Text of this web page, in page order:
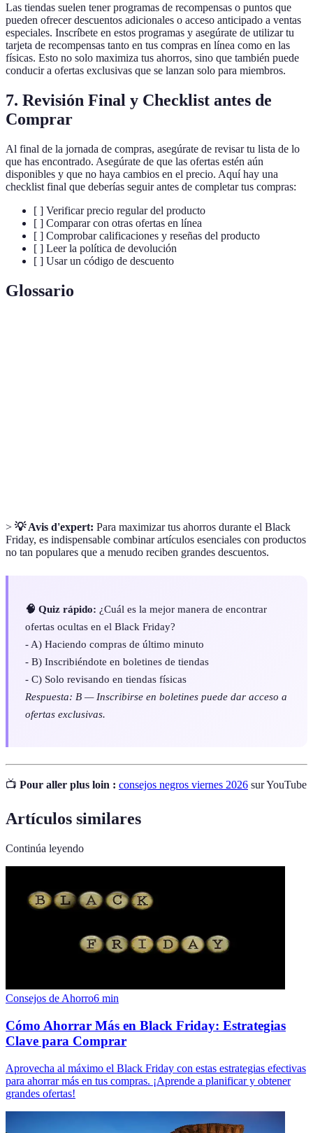
Las tiendas suelen tener programas de recompensas o puntos que
pueden ofrecer descuentos adicionales o acceso anticipado a ventas
especiales. Inscríbete en estos programas y asegúrate de utilizar tu
tarjeta de recompensas tanto en tus compras en línea como en las
físicas. Esto no solo maximiza tus ahorros, sino que también puede
conducir a ofertas exclusivas que se lanzan solo para miembros.
7. Revisión Final y Checklist antes de
Comprar
Al final de la jornada de compras, asegúrate de revisar tu lista de lo
que has encontrado. Asegúrate de que las ofertas estén aún
disponibles y que no haya cambios en el precio. Aquí hay una
checklist final que deberías seguir antes de completar tus compras:
[ ] Verificar precio regular del producto
[ ] Comparar con otras ofertas en línea
[ ] Comprobar calificaciones y reseñas del producto
[ ] Leer la política de devolución
[ ] Usar un código de descuento
Glossario
> 💡 Avis d'expert: Para maximizar tus ahorros durante el Black
Friday, es indispensable combinar artículos esenciales con productos
no tan populares que a menudo reciben grandes descuentos.
🧠 Quiz rápido: ¿Cuál es la mejor manera de encontrar
ofertas ocultas en el Black Friday?
- A) Haciendo compras de último minuto
- B) Inscribiéndote en boletines de tiendas
- C) Solo revisando en tiendas físicas
Respuesta: B — Inscribirse en boletines puede dar acceso a
ofertas exclusivas.
📺 Pour aller plus loin : consejos negros viernes 2026 sur YouTube
Artículos similares
Continúa leyendo
Consejos de Ahorro6 min
Cómo Ahorrar Más en Black Friday: Estrategias
Clave para Comprar
Aprovecha al máximo el Black Friday con estas estrategias efectivas
para ahorrar más en tus compras. ¡Aprende a planificar y obtener
grandes ofertas!